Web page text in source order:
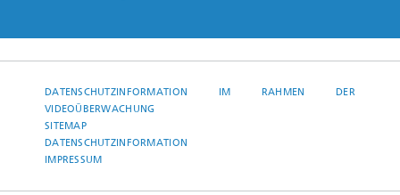
DATENSCHUTZINFORMATION IM RAHMEN DER
VIDEOÜBERWACHUNG
SITEMAP
DATENSCHUTZINFORMATION
IMPRESSUM